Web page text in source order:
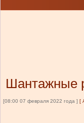
Шантажные
[08:00 07 февраля 2022 года ] [